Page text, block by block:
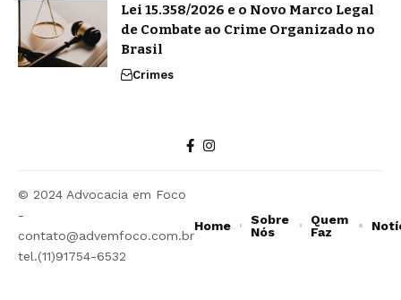
Lei 15.358/2026 e o Novo Marco Legal
de Combate ao Crime Organizado no
Brasil
Crimes
© 2024 Advocacia em Foco
-
contato@advemfoco.com.br
tel.(11)91754-6532
Home
Sobre
Nós
Quem
Faz